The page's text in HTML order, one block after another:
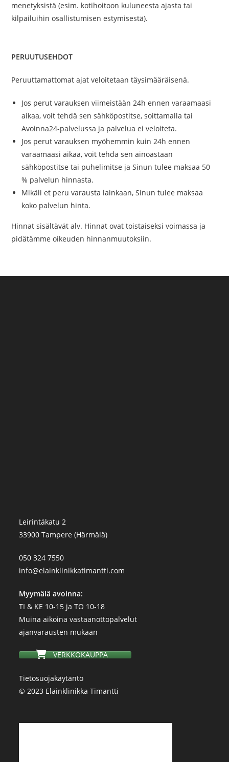
menetyksistä (esim. kotihoitoon kuluneesta ajasta tai
kilpailuihin osallistumisen estymisestä).
PERUUTUSEHDOT
Peruuttamattomat ajat veloitetaan täysimääräisenä.
Jos perut varauksen viimeistään 24h ennen varaamaasi
aikaa, voit tehdä sen sähköpostitse, soittamalla tai
Avoinna24-palvelussa ja palvelua ei veloiteta.
Jos perut varauksen myöhemmin kuin 24h ennen
varaamaasi aikaa, voit tehdä sen ainoastaan
sähköpostitse tai puhelimitse ja Sinun tulee maksaa 50
% palvelun hinnasta.
Mikäli et peru varausta lainkaan, Sinun tulee maksaa
koko palvelun hinta.
Hinnat sisältävät alv. Hinnat ovat toistaiseksi voimassa ja
pidätämme oikeuden hinnanmuutoksiin.
Leirintäkatu 2
33900 Tampere (Härmälä)
050 324 7550
info@elainklinikkatimantti.com
Myymälä avoinna:
TI & KE 10-15 ja TO 10-18
Muina aikoina vastaanottopalvelut
ajanvarausten mukaan
VERKKOKAUPPA
Tietosuojakäytäntö
© 2023 Eläinklinikka Timantti